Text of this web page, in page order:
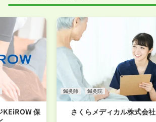
KEiROW 保
鍼灸師 鍼灸院
さくらメディカル株式会社